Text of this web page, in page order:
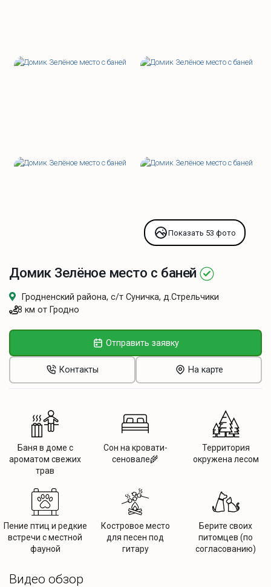
Показать 53 фото
Домик Зелёное место с баней
Гродненский района, с/т Суничка, д.Стрельчики
8 км от Гродно
Отправить заявку
Контакты На карте
Баня в доме с
ароматом свежих
трав
Сон на кровати-
сеновале🌾
Территория
окружена лесом
Пение птиц и редкие
встречи с местной
фауной
Костровое место
для песен под
гитару
Берите своих
питомцев (по
согласованию)
Видео обзор